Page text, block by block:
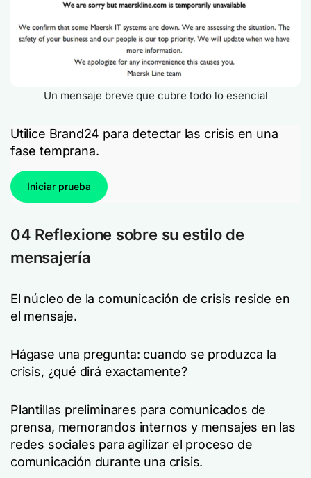
Un mensaje breve que cubre todo lo esencial
Utilice Brand24 para detectar las crisis en una
fase temprana.
Iniciar prueba
04 Reflexione sobre su estilo de
mensajería
El núcleo de la comunicación de crisis reside en
el mensaje.
Hágase una pregunta: cuando se produzca la
crisis, ¿qué dirá exactamente?
Plantillas preliminares para comunicados de
prensa, memorandos internos y mensajes en las
redes sociales para agilizar el proceso de
comunicación durante una crisis.